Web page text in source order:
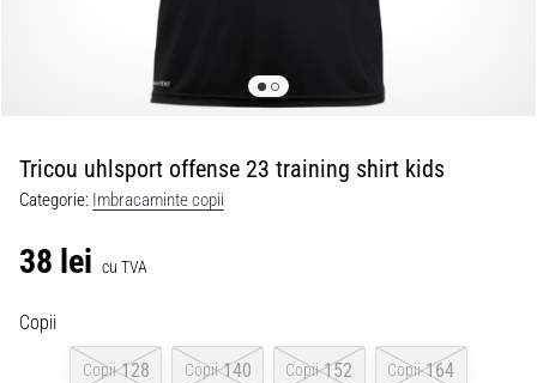
Tricou uhlsport offense 23 training shirt kids
Categorie: Imbracaminte copii
38 lei cu TVA
Copii
Copii 128 Copii 140 Copii 152 Copii 164